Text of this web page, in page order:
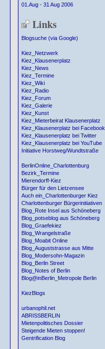
01.Aug - 31 Aug 2006
Links
Blogsuche (via Google)
Kiez_Netzwerk
Kiez_Klausenerplatz
Kiez_News
Kiez_Termine
Kiez_Wiki
Kiez_Radio
Kiez_Forum
Kiez_Galerie
Kiez_Kunst
Kiez_Mieterbeirat Klausenerplatz
Kiez_Klausenerplatz bei Facebook
Kiez_Klausenerplatz bei Twitter
Kiez_Klausenerplatz bei YouTube
Initiative Horstweg/Wundtstraße
BerlinOnline_Charlottenburg
Bezirk_Termine
Mierendorff-Kiez
Bürger für den Lietzensee
Auch ein_Charlottenburger Kiez
Charlottenburger Bürgerinitiativen
Blog_Rote Insel aus Schöneberg
Blog_potseblog aus Schöneberg
Blog_Graefekiez
Blog_Wrangelstraße
Blog_Moabit Online
Blog_Auguststrasse aus Mitte
Blog_Modersohn-Magazin
Blog_Berlin Street
Blog_Notes of Berlin
Blog@inBerlin_Metropole Berlin
KiezBlogs
urbanophil.net
ABRISSBERLIN
Mietenpolitisches Dossier
Steigende Mieten stoppen!
Gentrification Blog